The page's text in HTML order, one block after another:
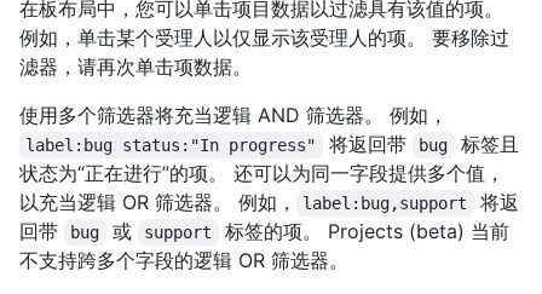
在板布局中，您可以单击项目数据以过滤具有该值的项。
例如，单击某个受理人以仅显示该受理人的项。 要移除过
滤器，请再次单击项数据。
使用多个筛选器将充当逻辑 AND 筛选器。 例如，
label:bug status:"In progress" 将返回带 bug
标签且
状态为“正在进行”的项。 还可以为同一字段提供多个值，
以充当逻辑 OR 筛选器。 例如，
label:bug,support
将返
回带
bug 或 support
标签的项。 Projects (beta) 当前
不支持跨多个字段的逻辑 OR 筛选器。